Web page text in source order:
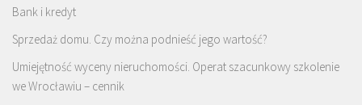
Bank i kredyt
Sprzedaż domu. Czy można podnieść jego wartość?
Umiejętność wyceny nieruchomości. Operat szacunkowy szkolenie
we Wrocławiu – cennik